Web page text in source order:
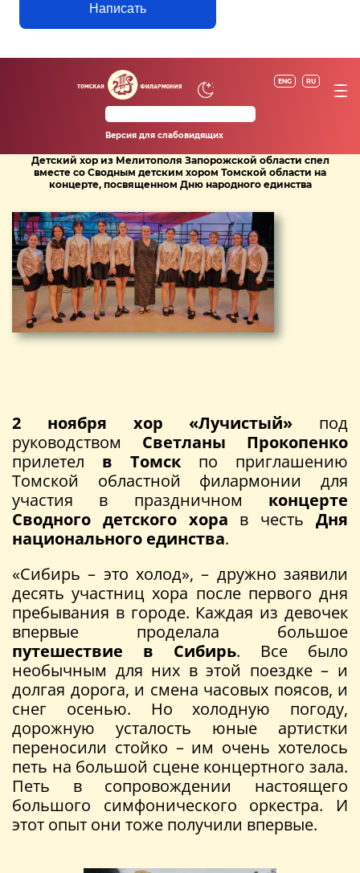
Написать
ENG RU
Версия для слабовидящих
Детский хор из Мелитополя Запорожской области спел
вместе со Сводным детским хором Томской области на
концерте, посвященном Дню народного единства
2 ноября хор «Лучистый» под
руководством Светланы Прокопенко
прилетел в Томск по приглашению
Томской областной филармонии для
участия в праздничном концерте
Сводного детского хора в честьДня
национального единства.
«Сибирь – это холод», – дружно заявили
десять участниц хора после первого дня
пребывания в городе. Каждая из девочек
впервые проделала большое
путешествие в Сибирь. Все было
необычным для них в этой поездке – и
долгая дорога, и смена часовых поясов, и
снег осенью. Но холодную погоду,
дорожную усталость юные артистки
переносили стойко – им очень хотелось
петь на большой сцене концертного зала.
Петь в сопровождении настоящего
большого симфонического оркестра. И
этот опыт они тоже получили впервые.